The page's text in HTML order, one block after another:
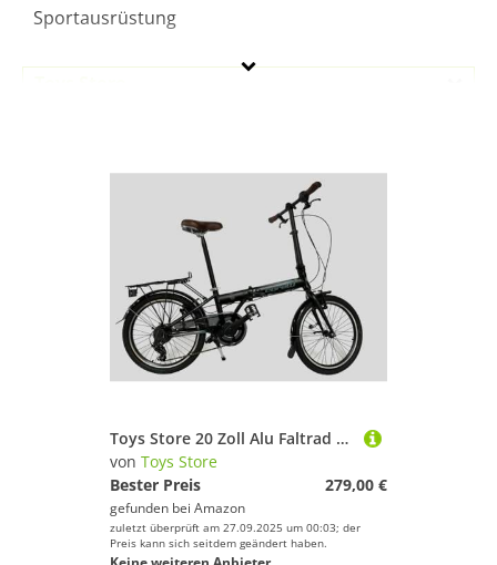
Sportausrüstung
250-500 €
Toys Store 20 Zoll Alu Faltrad Klapprad 7Gang-Schaltung Camping Rad Klappfahrrad (Schwarz-Blau)
von Toys Store
Bester Preis
279,00 €
gefunden bei Amazon
zuletzt überprüft am 27.09.2025 um 00:03; der
Preis kann sich seitdem geändert haben.